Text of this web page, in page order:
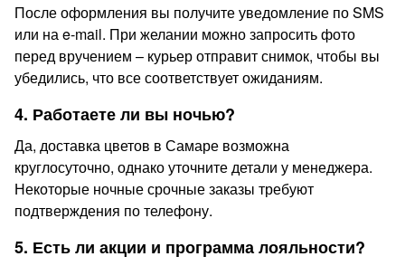
После оформления вы получите уведомление по SMS
или на e-mail. При желании можно запросить фото
перед вручением – курьер отправит снимок, чтобы вы
убедились, что все соответствует ожиданиям.
4. Работаете ли вы ночью?
Да, доставка цветов в Самаре возможна
круглосуточно, однако уточните детали у менеджера.
Некоторые ночные срочные заказы требуют
подтверждения по телефону.
5. Есть ли акции и программа лояльности?